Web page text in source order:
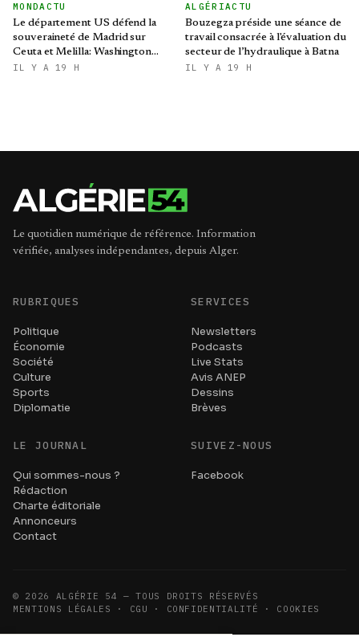
MONDACTU
Le département US défend la
souveraineté de Madrid sur
Ceuta et Melilla: Washington
refroidit les ambitions
IL Y A 19 H
ALGÉRIACTU
Bouzegza préside une séance de
travail consacrée à l'évaluation du
secteur de l’hydraulique à Batna
IL Y A 19 H
Le quotidien numérique de référence. Information
vérifiée, analyses indépendantes, depuis Alger.
RUBRIQUES
Politique
Économie
Société
Culture
Sports
Diplomatie
SERVICES
Newsletters
Podcasts
Live Stats
Avis ANEP
Dessins
Brèves
LE JOURNAL
Qui sommes-nous ?
Rédaction
Charte éditoriale
Annonceurs
Contact
SUIVEZ-NOUS
Facebook
© 2026
ALGÉRIE 54 — TOUS DROITS RÉSERVÉS
MENTIONS LÉGALES · CGU · CONFIDENTIALITÉ · COOKIES